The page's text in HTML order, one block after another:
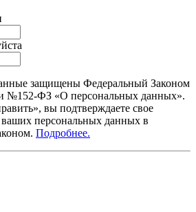
защищены Федеральный Законом
№152-ФЗ «О персональных данных».
вы подтверждаете свое
ваших персональных данных в
Подробнее.